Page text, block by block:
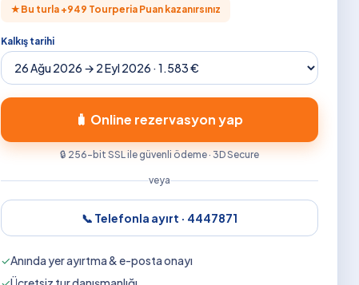
★ Bu turla +949 Tourperia Puan kazanırsınız
Kalkış tarihi
🧳 Online rezervasyon yap
🔒 256-bit SSL ile güvenli ödeme · 3D Secure
veya
📞 Telefonla ayırt · 4447871
✓Anında yer ayırtma & e-posta onayı